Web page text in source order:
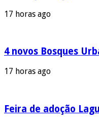
17 horas ago
4 novos Bosques
17 horas ago
Feira de adoção